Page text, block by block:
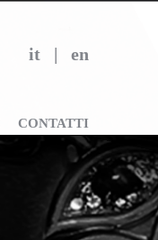
it | en
CONTATTI